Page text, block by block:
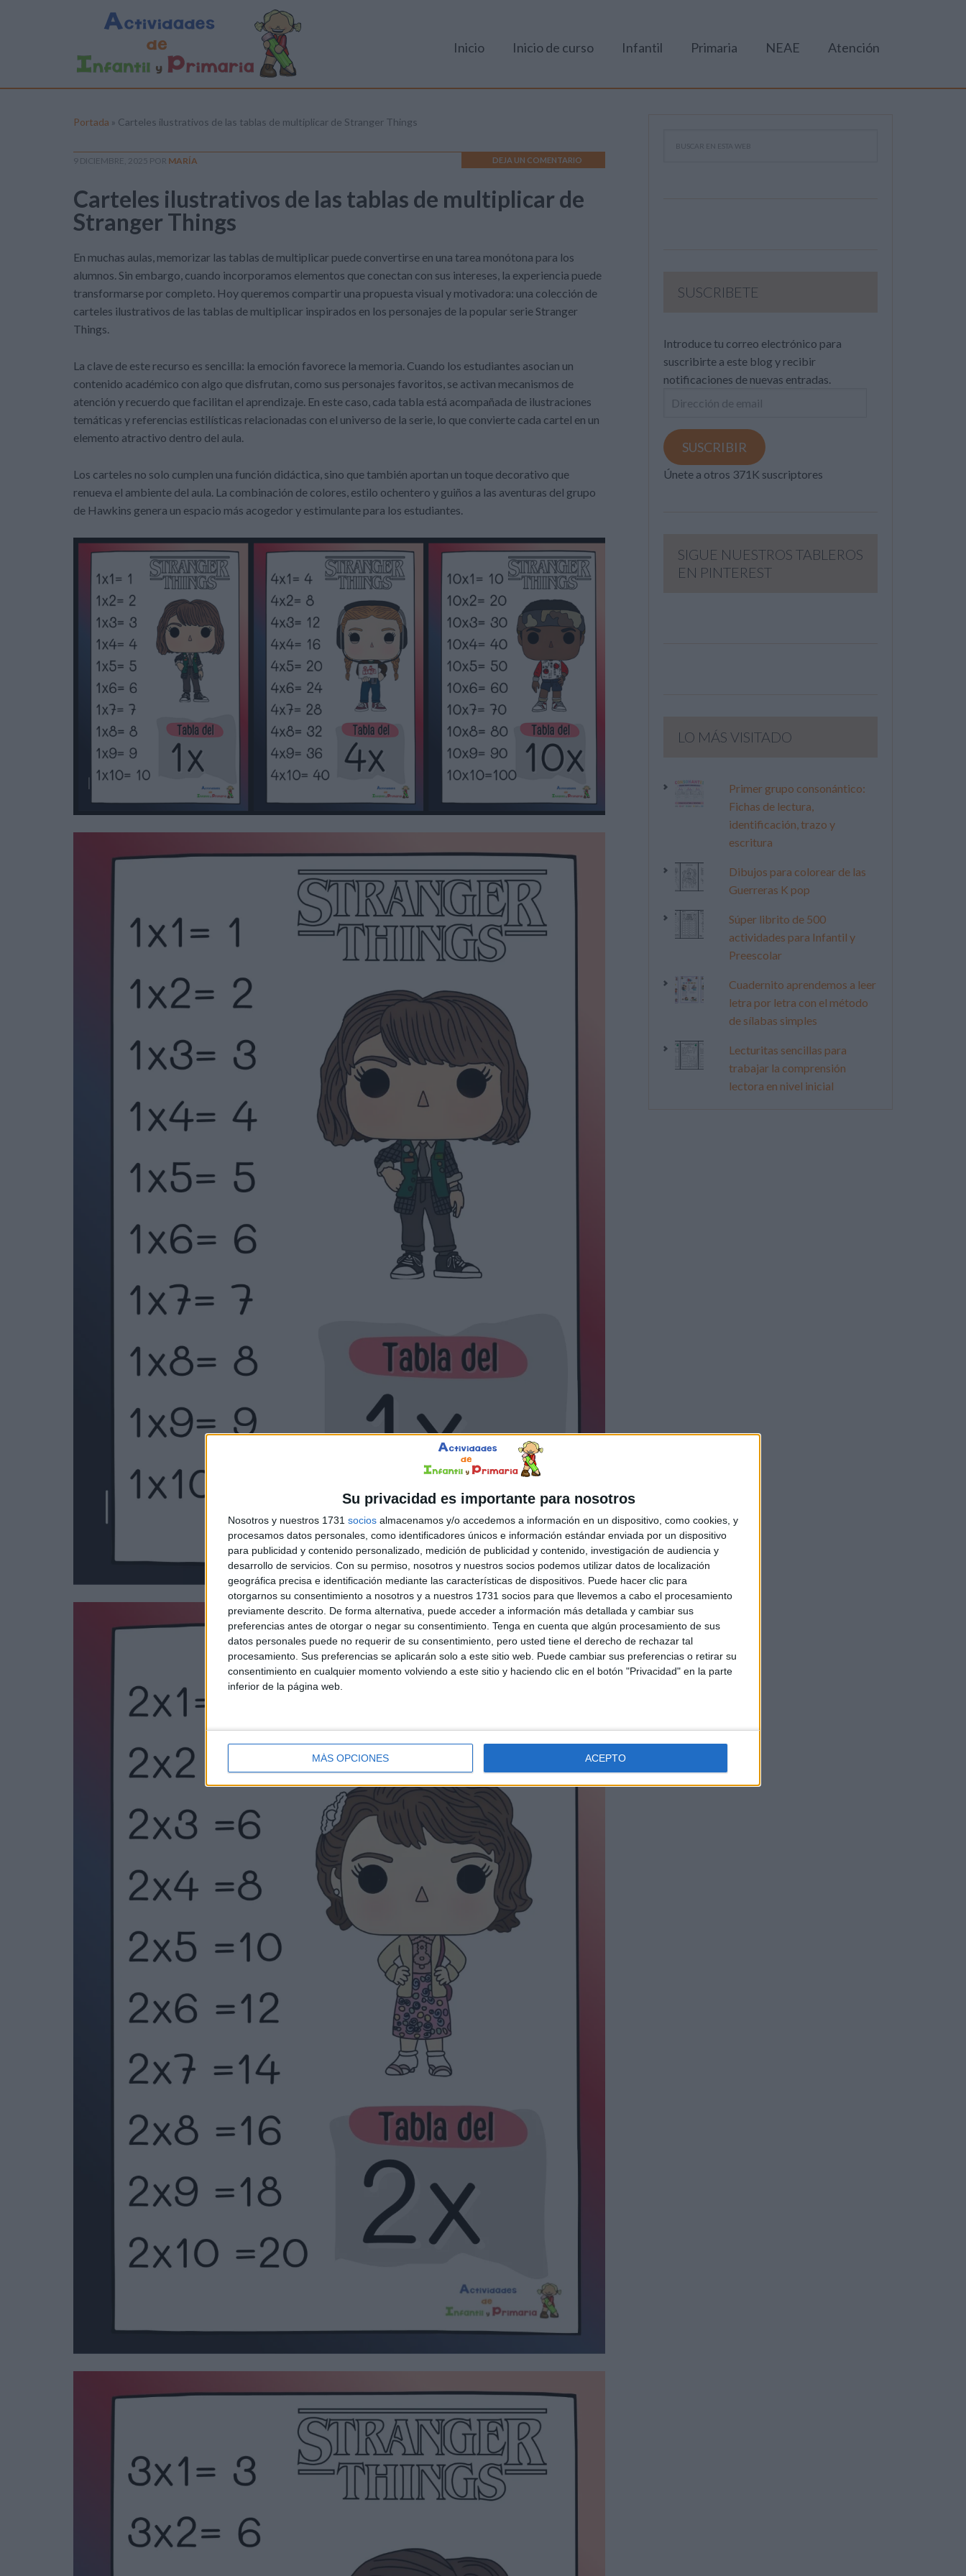
Su privacidad es importante para nosotros
Nosotros y nuestros 1731 socios almacenamos y/o accedemos a información en un dispositivo, como cookies, y
procesamos datos personales, como identificadores únicos e información estándar enviada por un dispositivo
para publicidad y contenido personalizado, medición de publicidad y contenido, investigación de audiencia y
desarrollo de servicios. Con su permiso, nosotros y nuestros socios podemos utilizar datos de localización
geográfica precisa e identificación mediante las características de dispositivos. Puede hacer clic para
otorgarnos su consentimiento a nosotros y a nuestros 1731 socios para que llevemos a cabo el procesamiento
previamente descrito. De forma alternativa, puede acceder a información más detallada y cambiar sus
preferencias antes de otorgar o negar su consentimiento. Tenga en cuenta que algún procesamiento de sus
datos personales puede no requerir de su consentimiento, pero usted tiene el derecho de rechazar tal
procesamiento. Sus preferencias se aplicarán solo a este sitio web. Puede cambiar sus preferencias o retirar su
consentimiento en cualquier momento volviendo a este sitio y haciendo clic en el botón "Privacidad" en la parte
inferior de la página web.
MÁS OPCIONES ACEPTO
Inicio Inicio de curso Infantil Primaria NEAE Atención
Portada » Carteles ilustrativos de las tablas de multiplicar de Stranger Things
9 DICIEMBRE, 2025 POR MARÍA DEJA UN COMENTARIO
Carteles ilustrativos de las tablas de multiplicar de
Stranger Things
En muchas aulas, memorizar las tablas de multiplicar puede convertirse en una tarea monótona para los
alumnos. Sin embargo, cuando incorporamos elementos que conectan con sus intereses, la experiencia puede
transformarse por completo. Hoy queremos compartir una propuesta visual y motivadora: una colección de
carteles ilustrativos de las tablas de multiplicar inspirados en los personajes de la popular serie Stranger
Things.
La clave de este recurso es sencilla: la emoción favorece la memoria. Cuando los estudiantes asocian un
contenido académico con algo que disfrutan, como sus personajes favoritos, se activan mecanismos de
atención y recuerdo que facilitan el aprendizaje. En este caso, cada tabla está acompañada de ilustraciones
temáticas y referencias estilísticas relacionadas con el universo de la serie, lo que convierte cada cartel en un
elemento atractivo dentro del aula.
Los carteles no solo cumplen una función didáctica, sino que también aportan un toque decorativo que
renueva el ambiente del aula. La combinación de colores, estilo ochentero y guiños a las aventuras del grupo
de Hawkins genera un espacio más acogedor y estimulante para los estudiantes.
SUSCRIBETE
Introduce tu correo electrónico para
suscribirte a este blog y recibir
notificaciones de nuevas entradas.
Dirección
email
SUSCRIBIR
Únete a otros 371K suscriptores
SIGUE NUESTROS TABLEROS
EN PINTEREST
LO MÁS VISITADO
Primer grupo consonántico:
Fichas de lectura,
identificación, trazo y
escritura
Dibujos para colorear de las
Guerreras K pop
Súper librito de 500
actividades para Infantil y
Preescolar
Cuadernito aprendemos a leer
letra por letra con el método
de sílabas simples
Lecturitas sencillas para
trabajar la comprensión
lectora en nivel inicial